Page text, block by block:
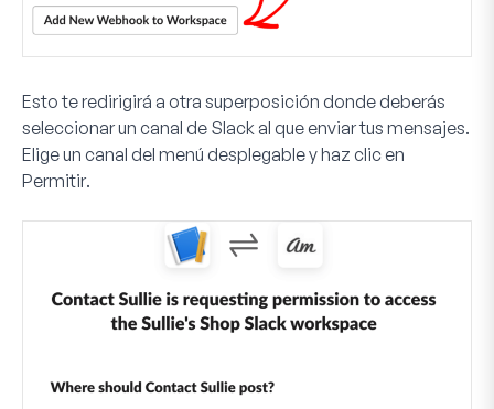
Esto te redirigirá a otra superposición donde deberás
seleccionar un canal de Slack al que enviar tus mensajes.
Elige un canal del menú desplegable y haz clic en
Permitir.